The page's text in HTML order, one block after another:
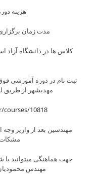
هزینه دوره: 7/455/000
مدت زمان برگزاری دوره : 2
کلاس ها در دانشگاه آزاد
ثبت نام در دوره آموزشی
مهدیشهر از طریق
10818
مهندسین بعد از واریز وجه
مشکات
مهندس